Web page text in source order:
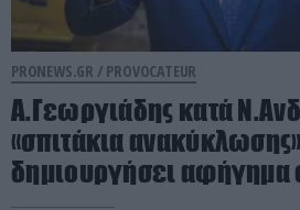
PRONEWS.GR / PROVOCATEUR
Α.Γεωργιάδης κατά
«σπιτάκια
δημιουργήσει αφήγημα